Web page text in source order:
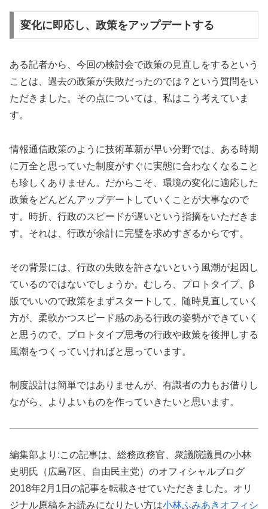
変化に即応し、政策をアップデートする
ある記者から、今回の検討会で政策の見直しをするという
ことは、過去の政策が失敗だったのでは？という質問をい
ただきました。その点については、私はこう考えていま
す。
情報通信政策のように技術革新が早い分野では、ある時期
に万全と思っていた制度がすぐに実態に合わなくなること
も珍しくありません。だからこそ、環境の変化に適応した
政策をどんどんアップデートしていくことが大事なので
す。時折、行政のスピードが遅いという指摘をいただきま
す。それは、行政が余計に完璧を求めすぎるからです。
その背景には、行政の失敗を許さないという風潮が起因し
ているのではないでしょうか。むしろ、プロトタイプ、β
版でいいので政策をまずスタートして、随時見直していく
方が、柔軟かつスピード感のある行政の姿勢ができていく
と思うので、プロトタイプ思考の行政や政策を後押しする
風潮をつくっていければと思っています。
制度設計は簡単ではありませんが、有識者の力もお借りし
ながら、よりよいものを作っていきたいと思います。
編集部より:この記事は、総務政務官、衆議院議員の小林
史明氏（広島7区、自由民主党）のオフィシャルブログ
2018年2月1日の記事を転載させていただきました。オリ
ジナル原稿をお読みになりたい方は小林ふみあきオフィシ